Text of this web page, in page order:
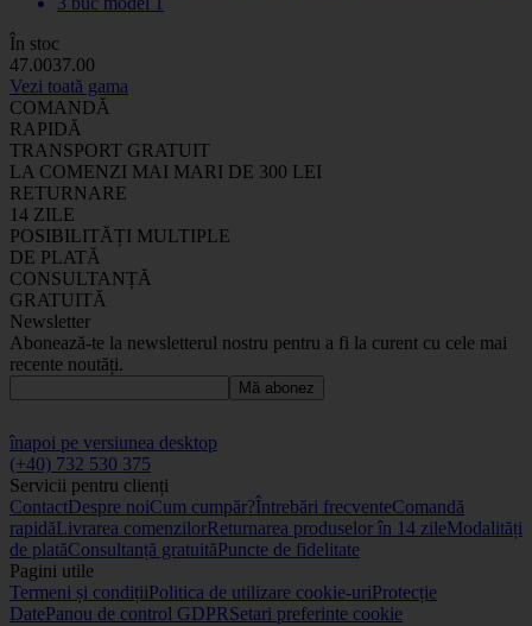
În stoc
47.0037.00
Vezi toată gama
COMANDĂ
RAPIDĂ
TRANSPORT GRATUIT
LA COMENZI MAI MARI DE 300 LEI
RETURNARE
14 ZILE
POSIBILITĂȚI MULTIPLE
DE PLATĂ
CONSULTANȚĂ
GRATUITĂ
Newsletter
Abonează-te la newsletterul nostru pentru a fi la curent cu cele mai
recente noutăți.
Mă abonez
înapoi pe versiunea desktop
(+40) 732 530 375
Servicii pentru clienți
ContactDespre noiCum cumpăr?Întrebări frecventeComandă
rapidăLivrarea comenzilorReturnarea produselor în 14 zileModalități
de platăConsultanță gratuităPuncte de fidelitate
Pagini utile
Termeni și condițiiPolitica de utilizare cookie-uriProtecție
DatePanou de control GDPRSetari preferinte cookie